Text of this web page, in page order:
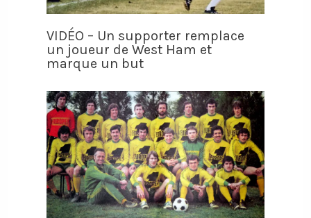
VIDÉO – Un supporter remplace
un joueur de West Ham et
marque un but